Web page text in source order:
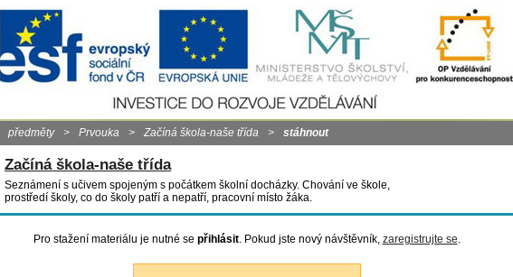
předměty > Prvouka > Začíná škola-naše třída > stáhnout
Začíná škola-naše třída
Seznámení s učivem spojeným s počátkem školní docházky. Chování ve škole,
prostředí školy, co do školy patří a nepatří, pracovní místo žáka.
Pro stažení materiálu je nutné se přihlásit. Pokud jste nový návštěvník, zaregistrujte se.